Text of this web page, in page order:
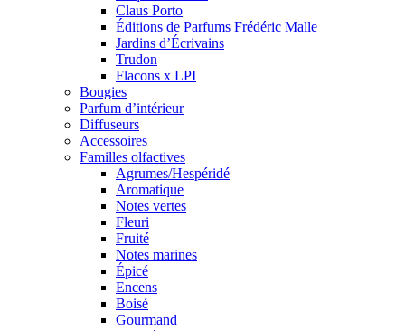
Claus Porto
Éditions de Parfums Frédéric Malle
Jardins d’Écrivains
Trudon
Flacons x LPI
Bougies
Parfum d’intérieur
Diffuseurs
Accessoires
Familles olfactives
Agrumes/Hespéridé
Aromatique
Notes vertes
Fleuri
Fruité
Notes marines
Épicé
Encens
Boisé
Gourmand